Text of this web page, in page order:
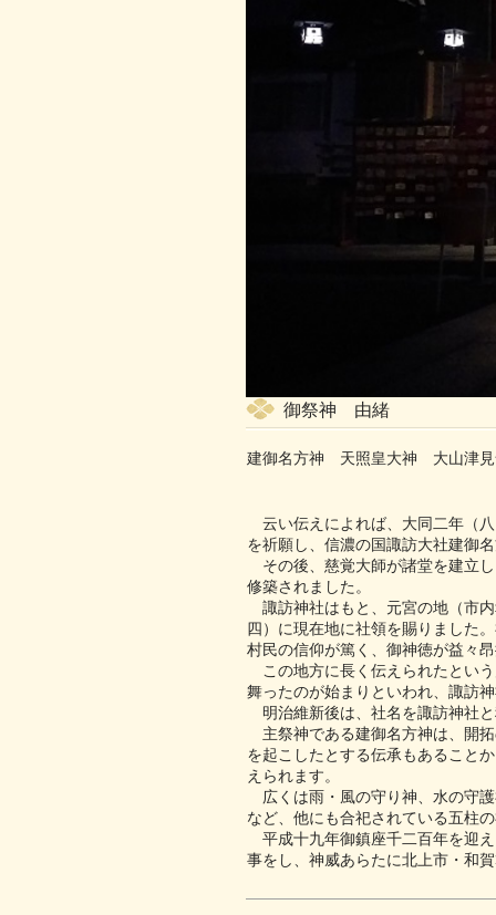
御祭神 由緒
建御名方神 天照皇大神 大山津
云い伝えによれば、大同二年（
を祈願し、信濃の国諏訪大社建御
その後、慈覚大師が諸堂を建立
修築されました。
諏訪神社はもと、元宮の地（市
四）に現在地に社領を賜りました
村民の信仰が篤く、御神徳が益々
この地方に長く伝えられたとい
舞ったのが始まりといわれ、諏訪
明治維新後は、社名を諏訪神社
主祭神である建御名方神は、開
を起こしたとする伝承もあること
えられます。
広くは雨・風の守り神、水の守
など、他にも合祀されている五柱
平成十九年御鎮座千二百年を迎
事をし、神威あらたに北上市・和